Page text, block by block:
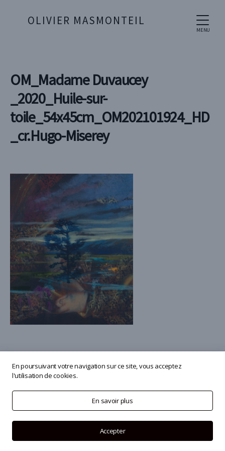
MENU
OLIVIER MASMONTEIL
OM_Madame Duvaucey
_2020_Huile-sur-
toile_54x45cm_OM202101924_HD
_cr.Hugo-Miserey
En poursuivant votre navigation sur ce site, vous acceptez
l'utilisation de cookies.
En savoir plus
Accepter